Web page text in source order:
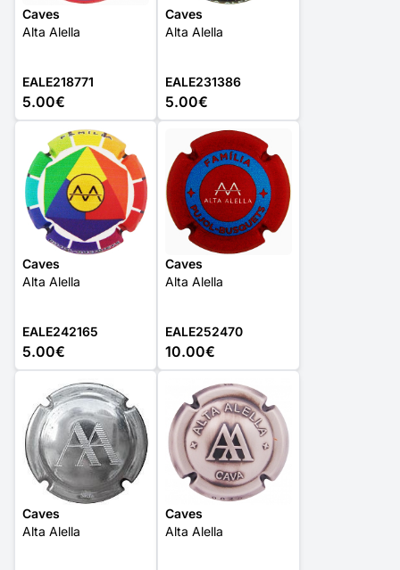
Caves
Alta Alella
EALE218771
5.00€
Caves
Alta Alella
EALE231386
5.00€
Caves
Alta Alella
EALE242165
5.00€
Caves
Alta Alella
EALE252470
10.00€
Caves
Alta Alella
Caves
Alta Alella